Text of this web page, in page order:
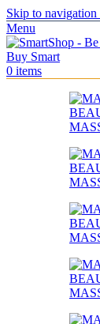
Skip to navigation
Menu
0 items